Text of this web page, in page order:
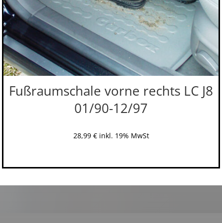
Fußraumschale vorne rechts LC J8
01/90-12/97
28,99 € inkl. 19% MwSt